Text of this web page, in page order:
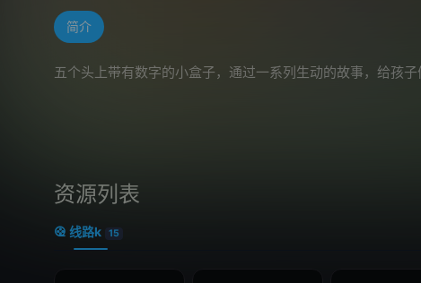
简介
五个头上带有数字的小盒子，通过一系列生动的故事，给孩子
资源列表
线路k 15